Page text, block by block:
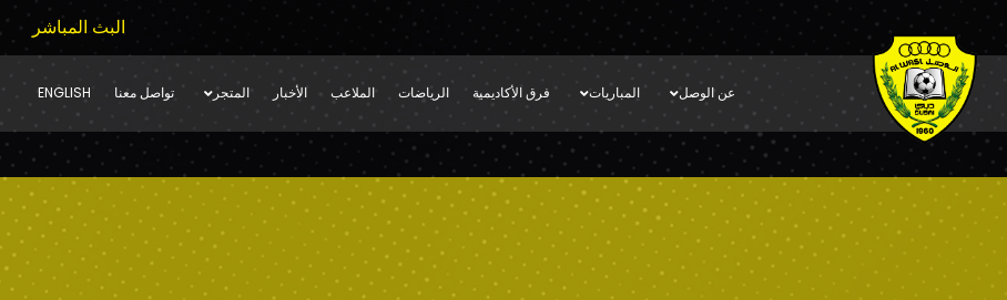
البث المباشر
عن الوصل المباريات فرق الأكاديمية الرياضات الملاعب الأخبار المتجر تواصل معنا ENGLISH